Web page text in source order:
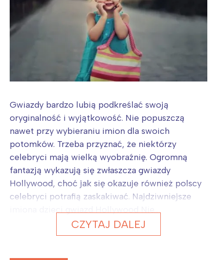
Gwiazdy bardzo lubią podkreślać swoją
oryginalność i wyjątkowość. Nie popuszczą
nawet przy wybieraniu imion dla swoich
potomków. Trzeba przyznać, że niektórzy
celebryci mają wielką wyobraźnię. Ogromną
fantazją wykazują się zwłaszcza gwiazdy
Hollywood, choć jak się okazuje również polscy
celebryci potrafią zaskakiwać. Najdziwniejsze
CZYTAJ DALEJ